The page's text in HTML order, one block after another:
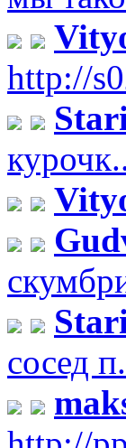
http://
сосед